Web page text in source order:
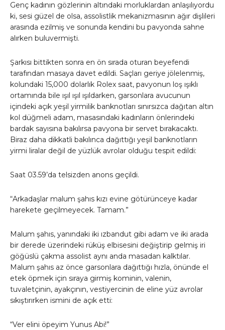
Genç kadının gözlerinin altındaki morluklardan anlaşılıyordu
ki, sesi güzel de olsa, assolistlik mekanizmasının ağır dişlileri
arasında ezilmiş ve sonunda kendini bu pavyonda sahne
alırken buluvermişti.
Şarkısı bittikten sonra en ön sırada oturan beyefendi
tarafından masaya davet edildi. Saçları geriye jölelenmiş,
kolundaki 15,000 dolarlık Rolex saat, pavyonun loş ışıklı
ortamında bile ışıl ışıl ışıldarken, garsonlara avucunun
içindeki açık yeşil yirmilik banknotları sınırsızca dağıtan altın
kol düğmeli adam, masasındaki kadınların önlerindeki
bardak sayısına bakılırsa pavyona bir servet bırakacaktı.
Biraz daha dikkatli bakılınca dağıttığı yeşil banknotların
yirmi liralar değil de yüzlük avrolar olduğu tespit edildi:
Saat 03.59’da telsizden anons geçildi.
“Arkadaşlar malum şahıs kızı evine götürünceye kadar
harekete geçilmeyecek. Tamam.”
Malum şahıs, yanındaki iki ızbandut gibi adam ve iki arada
bir derede üzerindeki rüküş elbisesini değiştirip gelmiş iri
göğüslü çakma assolist aynı anda masadan kalktılar.
Malum şahıs az önce garsonlara dağıttığı hızla, önünde el
etek öpmek için sıraya girmiş kominin, valenin,
tuvaletçinin, ayakçının, vestiyercinin de eline yüz avrolar
sıkıştırırken ismini de açık etti:
“Ver elini öpeyim Yunus Abi!”